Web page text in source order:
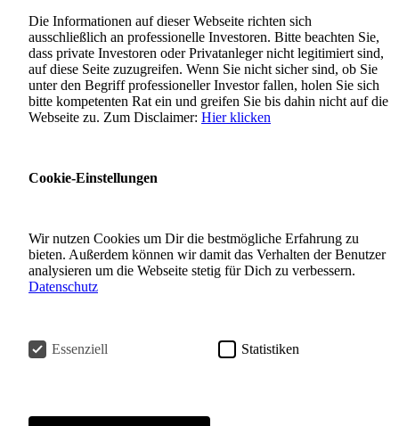
PEH Empire
Die Informationen auf dieser Webseite richten sich
ausschließlich an professionelle Investoren. Bitte beachten Sie,
dass private Investoren oder Privatanleger nicht legitimiert sind,
auf diese Seite zuzugreifen. Wenn Sie nicht sicher sind, ob Sie
unter den Begriff professioneller Investor fallen, holen Sie sich
bitte kompetenten Rat ein und greifen Sie bis dahin nicht auf die
Webseite zu. Zum Disclaimer: Hier klicken
Cookie-Einstellungen
Wir nutzen Cookies um Dir die bestmögliche Erfahrung zu
bieten. Außerdem können wir damit das Verhalten der Benutzer
analysieren um die Webseite stetig für Dich zu verbessern.
Datenschutz
Essenziell Statistiken